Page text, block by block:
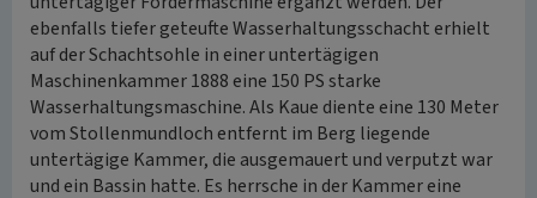
ebenfalls tiefer geteufte Wasserhaltungsschacht erhielt
auf der Schachtsohle in einer untertägigen
Maschinenkammer 1888 eine 150 PS starke
Wasserhaltungsmaschine. Als Kaue diente eine 130 Meter
vom Stollenmundloch entfernt im Berg liegende
untertägige Kammer, die ausgemauert und verputzt war
und ein Bassin hatte. Es herrsche in der Kammer eine